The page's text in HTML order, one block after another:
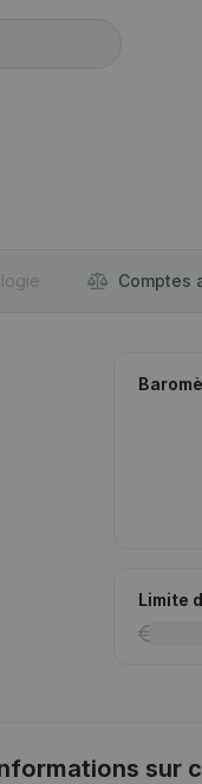
Comptes
Limite
sur